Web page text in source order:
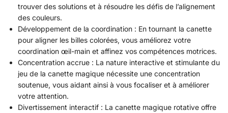
trouver des solutions et à résoudre les défis de l’alignement
des couleurs.
Développement de la coordination : En tournant la canette
pour aligner les billes colorées, vous améliorez votre
coordination œil-main et affinez vos compétences motrices.
Concentration accrue : La nature interactive et stimulante du
jeu de la canette magique nécessite une concentration
soutenue, vous aidant ainsi à vous focaliser et à améliorer
votre attention.
Divertissement interactif : La canette magique rotative offre